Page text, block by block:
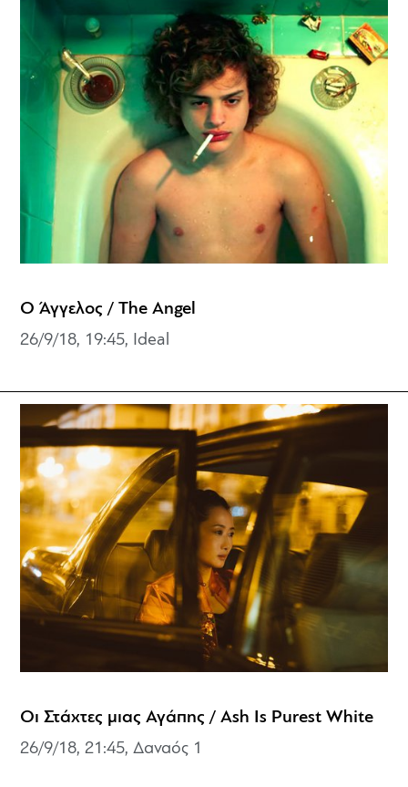
Ο Άγγελος / The Angel
26/9/18, 19:45, Ideal
Οι Στάχτες μιας Αγάπης / Ash Is Purest White
26/9/18, 21:45, Δαναός 1